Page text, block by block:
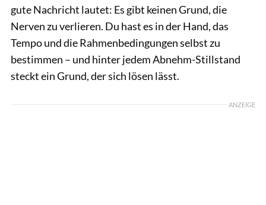
gute Nachricht lautet: Es gibt keinen Grund, die
Nerven zu verlieren. Du hast es in der Hand, das
Tempo und die Rahmenbedingungen selbst zu
bestimmen – und hinter jedem Abnehm-Stillstand
steckt ein Grund, der sich lösen lässt.
ANZEIGE